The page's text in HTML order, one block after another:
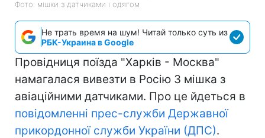
Фото: мішки з датчиками і одягом
Не трать время на шум! Читай только суть из
РБК-Украина в Google
Провідниця поїзда "Харків - Москва"
намагалася вивезти в Росію 3 мішка з
авіаційними датчиками. Про це йдеться в
повідомленні прес-служби Державної
прикордонної служби України (ДПС).